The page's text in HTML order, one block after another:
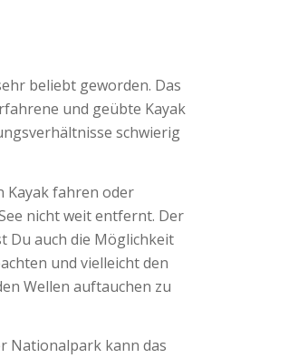
beliebt geworden. Das
und geübte Kayak
schwierig
Kayak fahren oder
nicht weit entfernt. Der
Du auch die Möglichkeit
und vielleicht den
Wellen auftauchen zu
Nationalpark kann das